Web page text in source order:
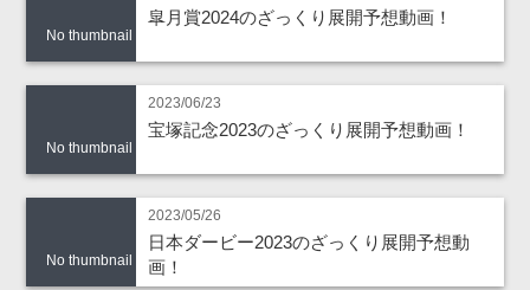
No thumbnail
皐月賞2024のざっくり展開予想動画！
No thumbnail
2023/06/23
宝塚記念2023のざっくり展開予想動画！
No thumbnail
2023/05/26
日本ダービー2023のざっくり展開予想動
画！